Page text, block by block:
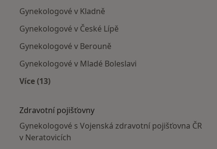
Gynekologové v Kladně
Gynekologové v České Lípě
Gynekologové v Berouně
Gynekologové v Mladé Boleslavi
Více (13)
Zdravotní pojišťovny
Gynekologové s Vojenská zdravotní pojišťovna ČR
v Neratovicích